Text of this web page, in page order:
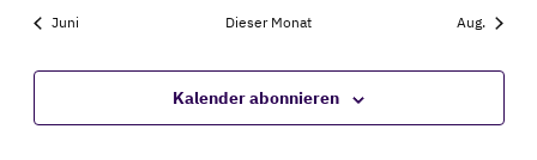
Juni Dieser Monat Aug.
Kalender abonnieren